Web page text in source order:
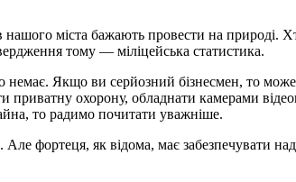
міста бажають провести на природі.
тому — міліцейська статистика.
Якщо ви серйозний бізнесмен, то
охорону, обладнати камерами
то радимо почитати уважніше.
фортеця, як відома, має забезпечувати